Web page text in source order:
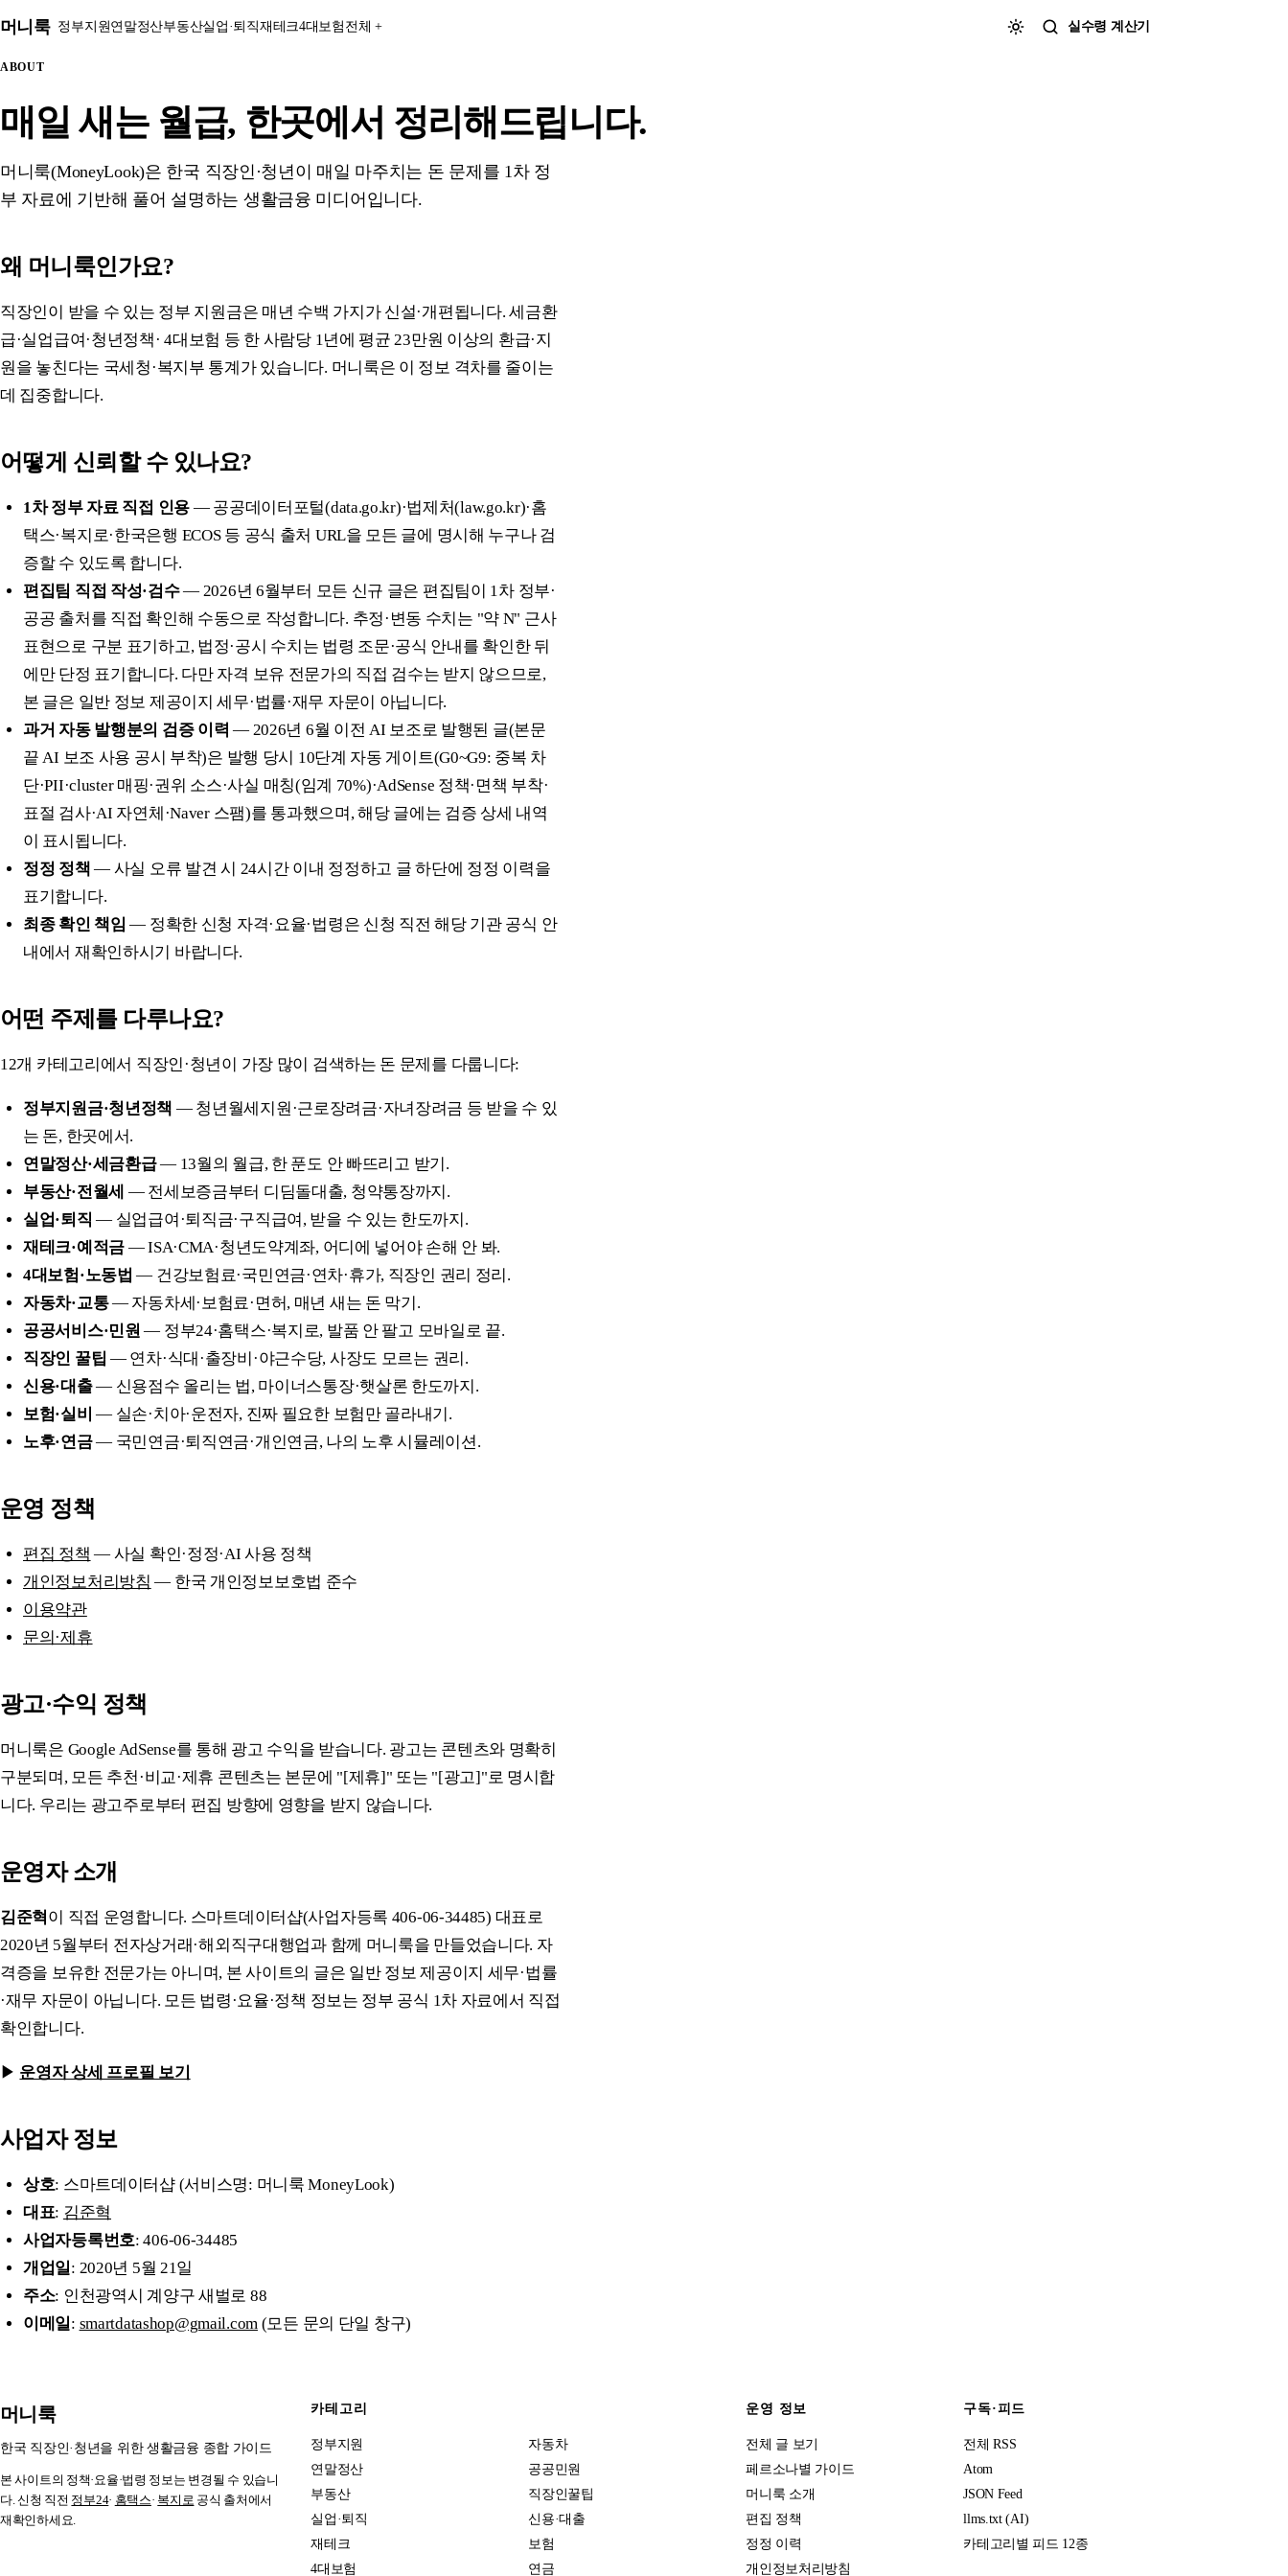
머니룩 정부지원연말정산부동산실업·퇴직재테크4대보험 전체 + 실수령 계산기
ABOUT
매일 새는 월급, 한곳에서 정리해드립니다.
머니룩(MoneyLook)은 한국 직장인·청년이 매일 마주치는 돈 문제를 1차 정
부 자료에 기반해 풀어 설명하는 생활금융 미디어입니다.
왜 머니룩인가요?
직장인이 받을 수 있는 정부 지원금은 매년 수백 가지가 신설·개편됩니다. 세금환
급·실업급여·청년정책· 4대보험 등 한 사람당 1년에 평균 23만원 이상의 환급·지
원을 놓친다는 국세청·복지부 통계가 있습니다. 머니룩은 이 정보 격차를 줄이는
데 집중합니다.
어떻게 신뢰할 수 있나요?
1차 정부 자료 직접 인용— 공공데이터포털(data.go.kr)·법제처(law.go.kr)·홈
택스·복지로·한국은행 ECOS 등 공식 출처 URL을 모든 글에 명시해 누구나 검
증할 수 있도록 합니다.
편집팀 직접 작성·검수— 2026년 6월부터 모든 신규 글은 편집팀이 1차 정부·
공공 출처를 직접 확인해 수동으로 작성합니다. 추정·변동 수치는 "약 N" 근사
표현으로 구분 표기하고, 법정·공시 수치는 법령 조문·공식 안내를 확인한 뒤
에만 단정 표기합니다. 다만 자격 보유 전문가의 직접 검수는 받지 않으므로,
본 글은 일반 정보 제공이지 세무·법률·재무 자문이 아닙니다.
과거 자동 발행분의 검증 이력 — 2026년 6월 이전 AI 보조로 발행된 글(본문
끝 AI 보조 사용 공시 부착)은 발행 당시 10단계 자동 게이트(G0~G9: 중복 차
단·PII·cluster 매핑·권위 소스·사실 매칭(임계 70%)·AdSense 정책·면책 부착·
표절 검사·AI 자연체·Naver 스팸)를 통과했으며, 해당 글에는 검증 상세 내역
이 표시됩니다.
정정 정책 — 사실 오류 발견 시 24시간 이내 정정하고 글 하단에 정정 이력을
표기합니다.
최종 확인 책임 — 정확한 신청 자격·요율·법령은 신청 직전 해당 기관 공식 안
내에서 재확인하시기 바랍니다.
어떤 주제를 다루나요?
12개 카테고리에서 직장인·청년이 가장 많이 검색하는 돈 문제를 다룹니다:
정부지원금·청년정책 — 청년월세지원·근로장려금·자녀장려금 등 받을 수 있
는 돈, 한곳에서.
연말정산·세금환급— 13월의 월급, 한 푼도 안 빠뜨리고 받기.
부동산·전월세 — 전세보증금부터 디딤돌대출, 청약통장까지.
실업·퇴직 — 실업급여·퇴직금·구직급여, 받을 수 있는 한도까지.
재테크·예적금— ISA·CMA·청년도약계좌, 어디에 넣어야 손해 안 봐.
4대보험·노동법 — 건강보험료·국민연금·연차·휴가, 직장인 권리 정리.
자동차·교통— 자동차세·보험료·면허, 매년 새는 돈 막기.
공공서비스·민원 — 정부24·홈택스·복지로, 발품 안 팔고 모바일로 끝.
직장인 꿀팁 — 연차·식대·출장비·야근수당, 사장도 모르는 권리.
신용·대출— 신용점수 올리는 법, 마이너스통장·햇살론 한도까지.
보험·실비 — 실손·치아·운전자, 진짜 필요한 보험만 골라내기.
노후·연금— 국민연금·퇴직연금·개인연금, 나의 노후 시뮬레이션.
운영 정책
편집 정책 — 사실 확인·정정·AI 사용 정책
개인정보처리방침 — 한국 개인정보보호법 준수
이용약관
문의·제휴
광고·수익 정책
머니룩은 Google AdSense를 통해 광고 수익을 받습니다. 광고는 콘텐츠와 명확히
구분되며, 모든 추천·비교·제휴 콘텐츠는 본문에 "[제휴]" 또는 "[광고]"로 명시합
니다. 우리는 광고주로부터 편집 방향에 영향을 받지 않습니다.
운영자 소개
김준혁 이 직접 운영합니다. 스마트데이터샵(사업자등록 406-06-34485) 대표로
2020년 5월부터 전자상거래·해외직구대행업과 함께 머니룩을 만들었습니다. 자
격증을 보유한 전문가는 아니며, 본 사이트의 글은 일반 정보 제공이지 세무·법률
·재무 자문이 아닙니다. 모든 법령·요율·정책 정보는 정부 공식 1차 자료에서 직접
확인합니다.
▶ 운영자 상세 프로필 보기
사업자 정보
상호: 스마트데이터샵 (서비스명: 머니룩 MoneyLook)
대표: 김준혁
사업자등록번호: 406-06-34485
개업일 : 2020년 5월 21일
주소: 인천광역시 계양구 새벌로 88
이메일 : smartdatashop@gmail.com (모든 문의 단일 창구)
머니룩
한국 직장인·청년을 위한 생활금융 종합 가이드
본 사이트의 정책·요율·법령 정보는 변경될 수 있습니
다. 신청 직전 정부24· 홈택스· 복지로 공식 출처에서
재확인하세요.
카테고리
정부지원
연말정산
부동산
실업·퇴직
재테크
4대보험
자동차
공공민원
직장인꿀팁
신용·대출
보험
연금
운영 정보
전체 글 보기
페르소나별 가이드
머니룩 소개
편집 정책
정정 이력
개인정보처리방침
구독·피드
전체 RSS
Atom
JSON Feed
llms.txt (AI)
카테고리별 피드 12종